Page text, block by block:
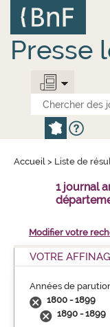
contenu
principal
Presse
Accueil > Liste de
1 journal
Modifier votre
VOTRE
Années de
1800 - 1899
1890 - 1899
Panneau de gestion des